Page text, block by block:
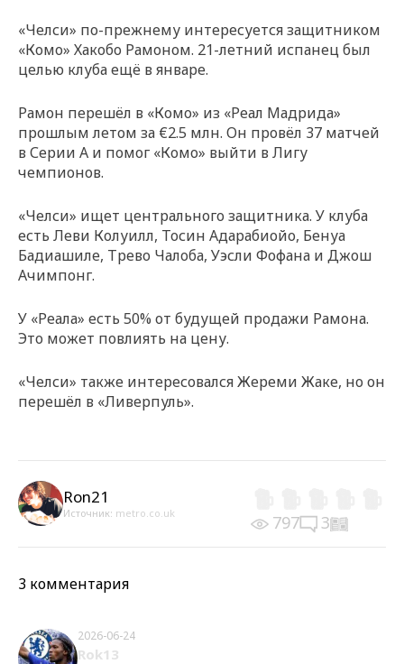
«Челси» по-прежнему интересуется защитником
«Комо» Хакобо Рамоном. 21-летний испанец был
целью клуба ещё в январе.
Рамон перешёл в «Комо» из «Реал Мадрида»
прошлым летом за €2.5 млн. Он провёл 37 матчей
в Серии А и помог «Комо» выйти в Лигу
чемпионов.
«Челси» ищет центрального защитника. У клуба
есть Леви Колуилл, Тосин Адарабиойо, Бенуа
Бадиашиле, Трево Чалоба, Уэсли Фофана и Джош
Ачимпонг.
У «Реала» есть 50% от будущей продажи Рамона.
Это может повлиять на цену.
«Челси» также интересовался Жереми Жаке, но он
перешёл в «Ливерпуль».
Ron21
Источник: metro.co.uk 797 3
3 комментария
2026-06-24
Rok13